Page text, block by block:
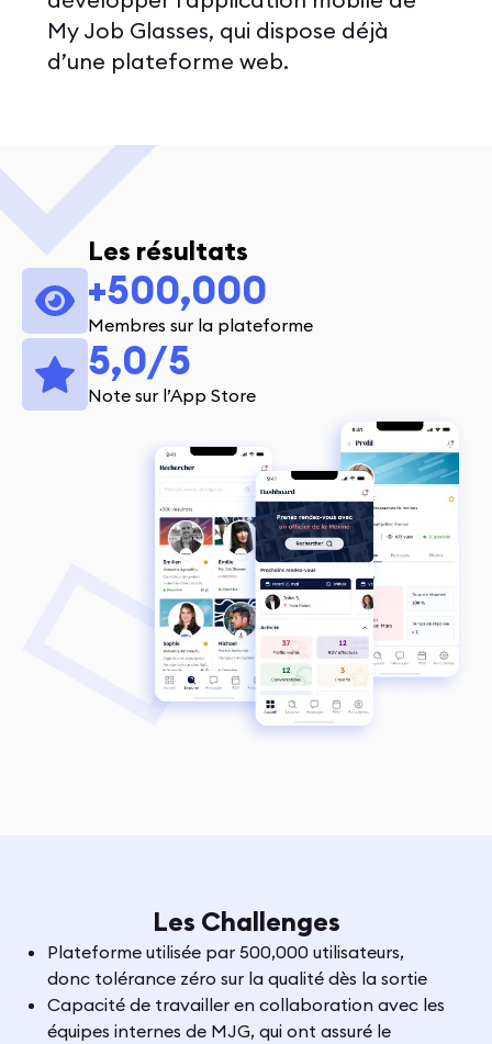
My Job Glasses, qui dispose déjà
d’une plateforme web.
Les résultats
+500,000
Membres sur la plateforme
5,0/5
Note sur l’App Store
Les Challenges
Plateforme utilisée par 500,000 utilisateurs,
donc tolérance zéro sur la qualité dès la sortie
Capacité de travailler en collaboration avec les
équipes internes de MJG, qui ont assuré le